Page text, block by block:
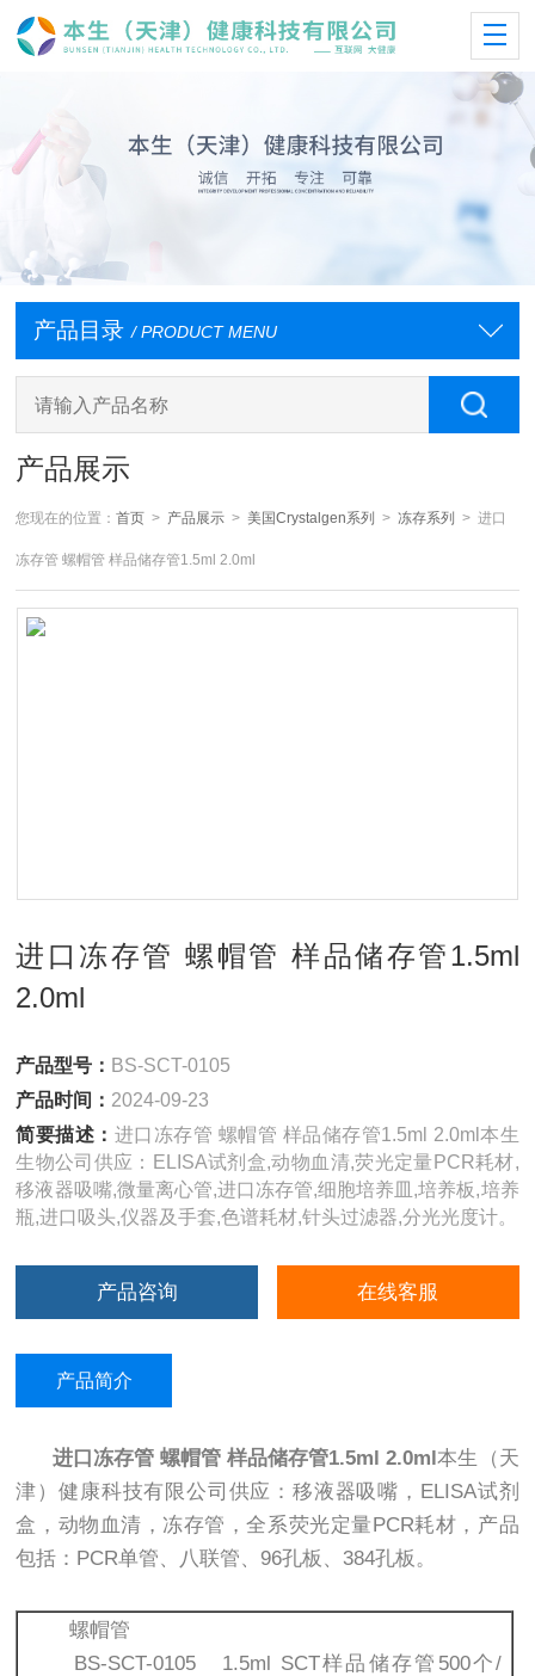
产品目录 / PRODUCT MENU
产品展示
您现在的位置：首页 > 产品展示 >美国Crystalgen系列 >冻存系列 > 进口
冻存管 螺帽管 样品储存管1.5ml 2.0ml
进口冻存管 螺帽管 样品储存管1.5ml
2.0ml
产品型号： BS-SCT-0105
产品时间： 2024-09-23
简要描述： 进口冻存管 螺帽管 样品储存管1.5ml 2.0ml本生
生物公司供应：ELISA试剂盒,动物血清,荧光定量PCR耗材,
移液器吸嘴,微量离心管,进口冻存管,细胞培养皿,培养板,培养
瓶,进口吸头,仪器及手套,色谱耗材,针头过滤器,分光光度计。
产品咨询 在线客服
产品简介
进口冻存管螺帽管 样品储存管1.5ml 2.0ml本生（天
津）健康科技有限公司供应：移液器吸嘴，ELISA试剂
盒，动物血清，冻存管，全系荧光定量PCR耗材，产品
包括：PCR单管、八联管、96孔板、384孔板。
螺帽管
BS-SCT-0105 1.5ml SCT样品储存管500个/